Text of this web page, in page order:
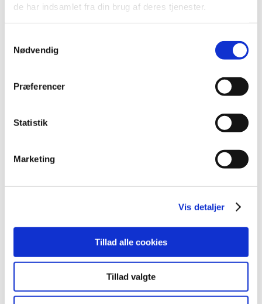
de har indsamlet fra din brug af deres tjenester.
Nødvendig
Præferencer
Statistik
Marketing
Vis detaljer
Tillad alle cookies
Tillad valgte
2015 (33)
2014 (44)
november (6)
september (7)
juni (3)
februar (3)
2011 (13)
2009 (14)